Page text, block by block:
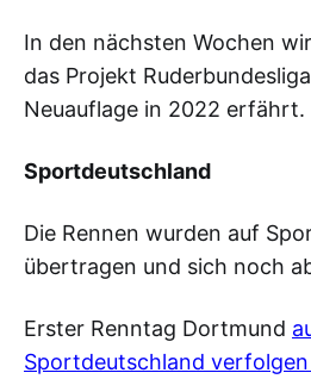
In den nächsten Wochen
das Projekt
Neuauflage in 2022 erfährt.
Sportdeutschland
Die Rennen wurden auf
übertragen und sich noch
Erster Renntag Dortmund
Sportdeutschland verfolgen